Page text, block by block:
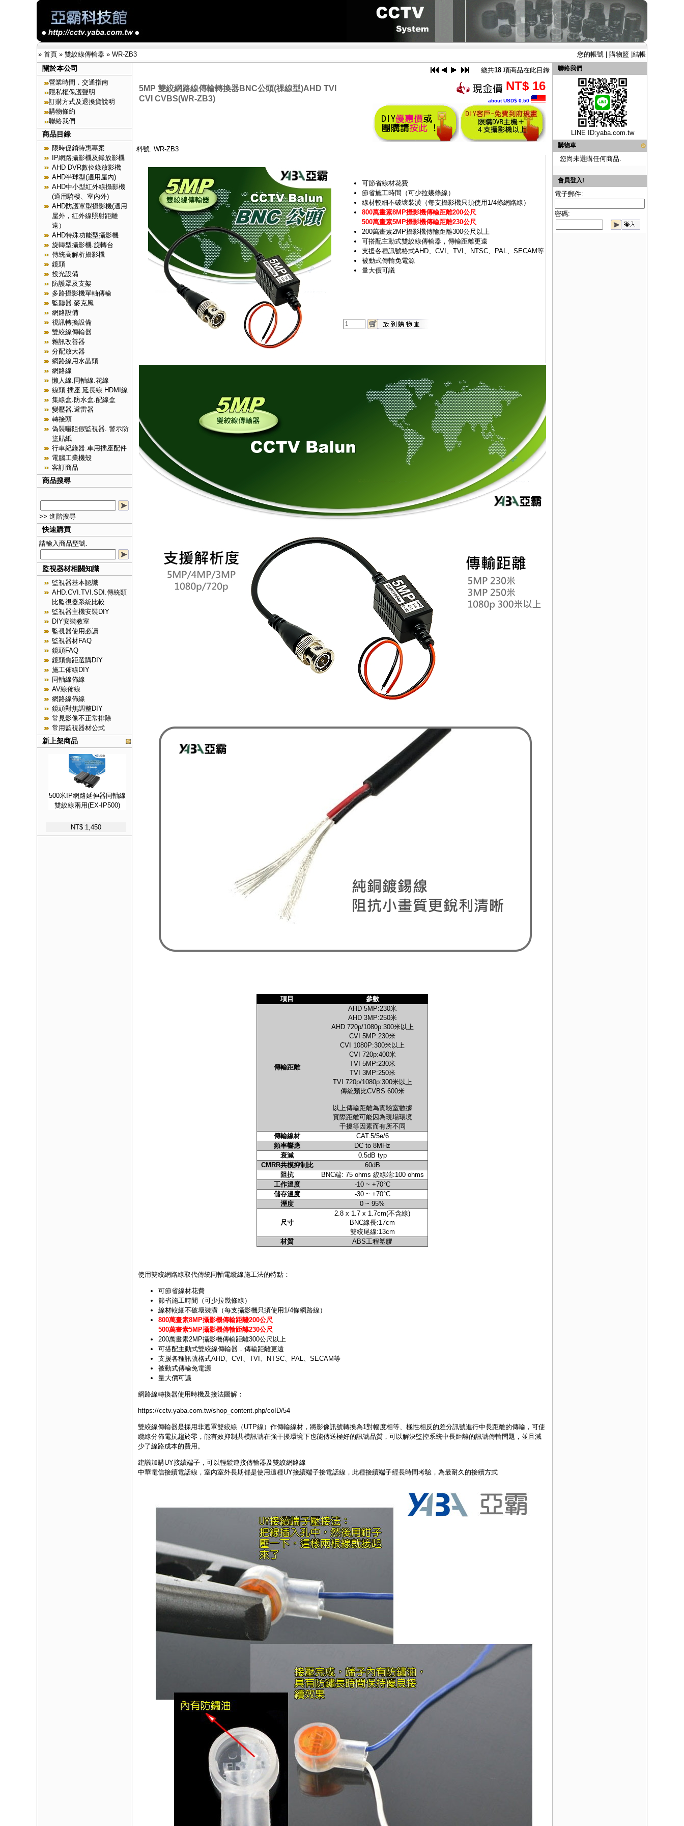
» 首頁 » 雙絞線傳輸器 » WR-ZB3 您的帳號 購物籃 結帳
關於本公司
營業時間．交通指南
隱私權保護聲明
訂購方式及退換貨說明
購物條約
聯絡我們
商品目錄
限時促銷特惠專案
IP網路攝影機及錄放影機
AHD DVR數位錄放影機
AHD半球型(適用屋內)
AHD中小型紅外線攝影機
(適用騎樓、室內外)
AHD防護罩型攝影機(適用
屋外，紅外線照射距離
遠）
AHD特殊功能型攝影機
旋轉型攝影機.旋轉台
傳統高解析攝影機
鏡頭
投光設備
防護罩及支架
多路攝影機單軸傳輸
監聽器.麥克風
網路設備
視訊轉換設備
雙絞線傳輸器
雜訊改善器
分配放大器
網路線用水晶頭
網路線
懶人線.同軸線.花線
線頭.插座.延長線.HDMI線
集線盒.防水盒.配線盒
變壓器.避雷器
轉接頭
偽裝嚇阻假監視器. 警示防
盜貼紙
行車紀錄器.車用插座配件
電腦工業機殼
客訂商品
商品搜尋
>> 進階搜尋
快速購買
請輸入商品型號.
監視器材相關知識
監視器基本認識
AHD.CVI.TVI.SDI.傳統類
比監視器系統比較
監視器主機安裝DIY
DIY安裝教室
監視器使用必讀
監視器材FAQ
鏡頭FAQ
鏡頭焦距選購DIY
施工佈線DIY
同軸線佈線
AV線佈線
網路線佈線
鏡頭對焦調整DIY
常見影像不正常排除
常用監視器材公式
新上架商品
500米IP網路延伸器同軸線
雙絞線兩用(EX-IP500)
NT$ 1,450
總共18 項商品在此目錄
5MP 雙絞網路線傳輸轉換器BNC公頭(祼線型)AHD TVI
CVI CVBS(WR-ZB3)
NT$ 16
about USD$ 0.50
料號: WR-ZB3
可節省線材花費
節省施工時間（可少拉幾條線）
線材較細不破壞裝潢（每支攝影機只須使用1/4條網路線）
800萬畫素8MP攝影機傳輸距離200公尺
500萬畫素5MP攝影機傳輸距離230公尺
200萬畫素2MP攝影機傳輸距離300公尺以上
可搭配主動式雙絞線傳輸器，傳輸距離更遠
支援各種訊號格式AHD、CVI、TVI、NTSC、PAL、SECAM等
被動式傳輸免電源
量大價可議
項目 參數
傳輸距離
AHD 5MP:230米
AHD 3MP:250米
AHD 720p/1080p:300米以上
CVI 5MP:230米
CVI 1080P:300米以上
CVI 720p:400米
TVI 5MP:230米
TVI 3MP:250米
TVI 720p/1080p:300米以上
傳統類比CVBS 600米
以上傳輸距離為實驗室數據
實際距離可能因為現場環境
干擾等因素而有所不同
傳輸線材
CAT.5/5e/6
頻率響應
DC to 8MHz
衰減
0.5dB typ
CMRR共模抑制比
60dB
阻抗
BNC端: 75 ohms 絞線端:100 ohms
工作溫度
-10 ~ +70°C
儲存溫度
-30 ~ +70°C
溼度
0 ~ 95%
尺寸
2.8 x 1.7 x 1.7cm(不含線)
BNC線長:17cm
雙絞尾線:13cm
材質
ABS工程塑膠
使用雙絞網路線取代傳統同軸電纜線施工法的特點：
可節省線材花費
節省施工時間（可少拉幾條線）
線材較細不破壞裝潢（每支攝影機只須使用1/4條網路線）
800萬畫素8MP攝影機傳輸距離200公尺
500萬畫素5MP攝影機傳輸距離230公尺
200萬畫素2MP攝影機傳輸距離300公尺以上
可搭配主動式雙絞線傳輸器，傳輸距離更遠
支援各種訊號格式AHD、CVI、TVI、NTSC、PAL、SECAM等
被動式傳輸免電源
量大價可議
網路線轉換器使用時機及接法圖解：
https://cctv.yaba.com.tw/shop_content.php/coID/54
雙絞線傳輸器是採用非遮罩雙絞線（UTP線）作傳輸線材，將影像訊號轉換為1對幅度相等、極性相反的差分訊號進行中長距離的傳輸，可使
纜線分佈電抗趨於零，能有效抑制共模訊號在強干擾環境下也能傳送極好的訊號品質，可以解決監控系統中長距離的訊號傳輸問題，並且減
少了線路成本的費用。
建議加購UY接續端子 ，可以輕鬆連接傳輸器及雙絞網路線
中華電信接續電話線，室內室外長期都是使用這種UY接續端子接電話線，此種接續端子經長時間考驗，為最耐久的接續方式
聯絡我們
LINE ID:yaba.com.tw
購物車
您尚未選購任何商品.
會員登入!
電子郵件:
密碼: